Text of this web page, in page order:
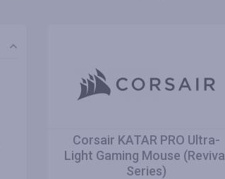
Corsair KATAR PRO Ultra-
Light Gaming Mouse (Revival
Series)